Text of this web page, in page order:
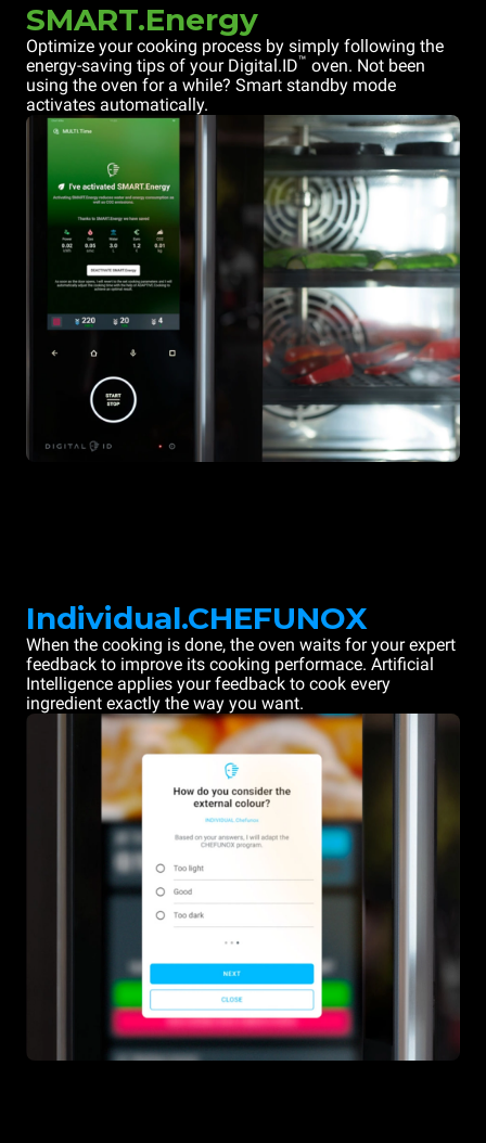
SMART.Energy
Optimize your cooking process by simply following the
energy-saving tips of your Digital.ID™ oven. Not been
using the oven for a while? Smart standby mode
activates automatically.
Individual.CHEFUNOX
When the cooking is done, the oven waits for your expert
feedback to improve its cooking performace. Artificial
Intelligence applies your feedback to cook every
ingredient exactly the way you want.